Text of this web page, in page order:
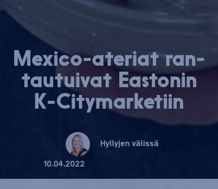
Me­xi­co-ate­riat ran­
tau­tui­vat Eastonin
K-Ci­ty­mar­ke­tiin
Hyllyjen välissä
10.04.2022